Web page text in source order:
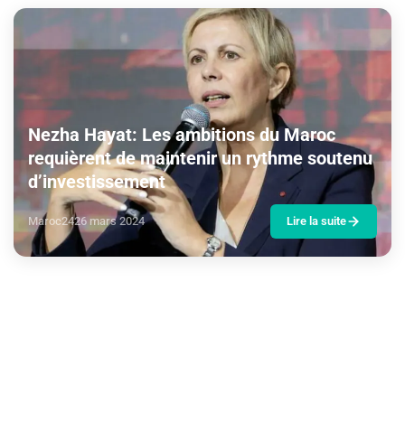
Nezha Hayat: Les ambitions du Maroc
requièrent de maintenir un rythme soutenu
d’investissement
Maroc2426 mars 2024 Lire la suite